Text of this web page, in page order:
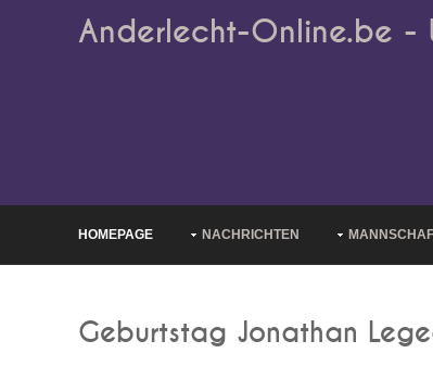
Anderlecht-Online.be -
HOMEPAGE NACHRICHTEN
Geburtstag Jonathan